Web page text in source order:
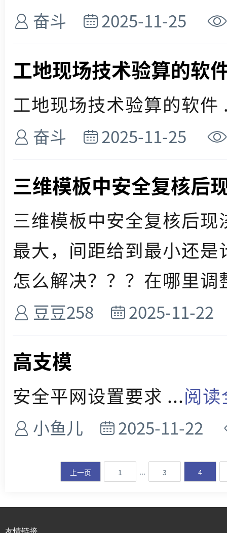
奋斗 2025-11-25
工地现场技术验算的软
工地现场技术验算的软件
奋斗 2025-11-25
三维模板中安全复核后
三维模板中安全复核后
最大，间距给到最小还
怎么解决？？？在哪里
豆豆258 2025-11-22
高支模
安全平网设置要求 ...阅
小鱼儿 2025-11-22
上一页 1 ... 3 4